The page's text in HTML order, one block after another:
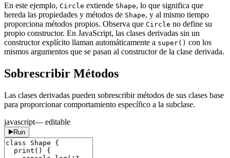
En este ejemplo, Circle extiende Shape, lo que significa que
hereda las propiedades y métodos de Shape, y al mismo tiempo
proporciona métodos propios. Observa que Circle no define su
propio constructor. En JavaScript, las clases derivadas sin un
constructor explícito llaman automáticamente a super() con los
mismos argumentos que se pasan al constructor de la clase derivada.
Sobrescribir Métodos
Las clases derivadas pueden sobrescribir métodos de sus clases base
para proporcionar comportamiento específico a la subclase.
javascript— editable
Run